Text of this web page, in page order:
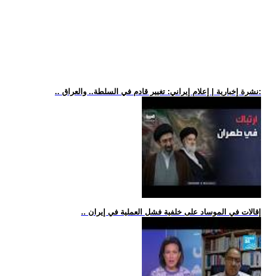
.. نشرة إخبارية | إعلام إيراني: تغيير قادم في السلطة.. والعراق:
.. إقالات في الموساد على خلفية فشل العملية في إيران